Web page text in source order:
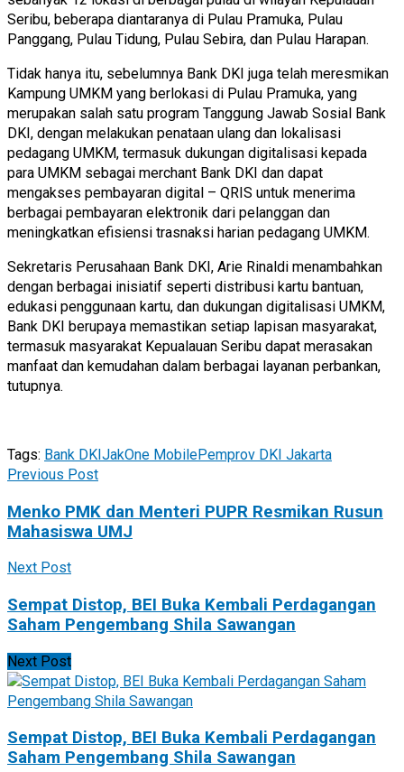
Seribu, beberapa diantaranya di Pulau Pramuka, Pulau
Panggang, Pulau Tidung, Pulau Sebira, dan Pulau Harapan.
Tidak hanya itu, sebelumnya Bank DKI juga telah meresmikan
Kampung UMKM yang berlokasi di Pulau Pramuka, yang
merupakan salah satu program Tanggung Jawab Sosial Bank
DKI, dengan melakukan penataan ulang dan lokalisasi
pedagang UMKM, termasuk dukungan digitalisasi kepada
para UMKM sebagai merchant Bank DKI dan dapat
mengakses pembayaran digital – QRIS untuk menerima
berbagai pembayaran elektronik dari pelanggan dan
meningkatkan efisiensi trasnaksi harian pedagang UMKM.
Sekretaris Perusahaan Bank DKI, Arie Rinaldi menambahkan
dengan berbagai inisiatif seperti distribusi kartu bantuan,
edukasi penggunaan kartu, dan dukungan digitalisasi UMKM,
Bank DKI berupaya memastikan setiap lapisan masyarakat,
termasuk masyarakat Kepualauan Seribu dapat merasakan
manfaat dan kemudahan dalam berbagai layanan perbankan,
tutupnya.
Tags: Bank DKIJakOne MobilePemprov DKI Jakarta
Previous Post
Menko PMK dan Menteri PUPR Resmikan Rusun
Mahasiswa UMJ
Next Post
Sempat Distop, BEI Buka Kembali Perdagangan
Saham Pengembang Shila Sawangan
Next Post
Sempat Distop, BEI Buka Kembali Perdagangan
Saham Pengembang Shila Sawangan